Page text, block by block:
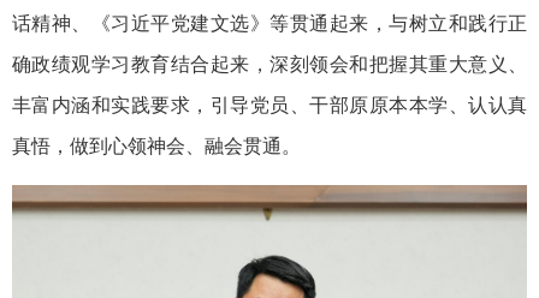
话精神、《习近平党建文选》等贯通起来，与树立和践行正
确政绩观学习教育结合起来，深刻领会和把握其重大意义、
丰富内涵和实践要求，引导党员、干部原原本本学、认认真
真悟，做到心领神会、融会贯通。